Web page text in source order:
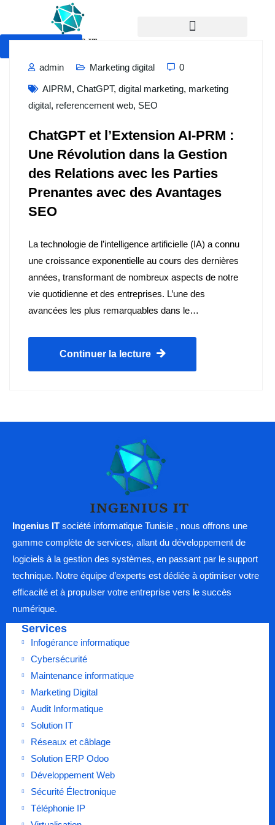
admin
Marketing digital 0
AIPRM, ChatGPT, digital marketing, marketing
digital, referencement web, SEO
ChatGPT et l’Extension AI-PRM :
Une Révolution dans la Gestion
des Relations avec les Parties
Prenantes avec des Avantages
SEO
La technologie de l’intelligence artificielle (IA) a connu
une croissance exponentielle au cours des dernières
années, transformant de nombreux aspects de notre
vie quotidienne et des entreprises. L’une des
avancées les plus remarquables dans le…
Continuer la lecture
Ingenius IT société informatique Tunisie , nous offrons une
gamme complète de services, allant du développement de
logiciels à la gestion des systèmes, en passant par le support
technique. Notre équipe d’experts est dédiée à optimiser votre
efficacité et à propulser votre entreprise vers le succès
numérique.
Services
Infogérance informatique
Cybersécurité
Maintenance informatique
Marketing Digital
Audit Informatique
Solution IT
Réseaux et câblage
Solution ERP Odoo
Développement Web
Sécurité Électronique
Téléphonie IP